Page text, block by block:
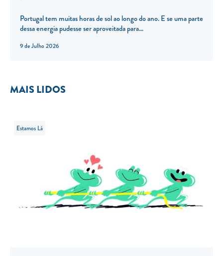
9 de Julho 2026
Portugal tem muitas horas de sol ao longo do ano. E se uma parte
dessa energia pudesse ser aproveitada para...
MAIS LIDOS
Estamos Lá